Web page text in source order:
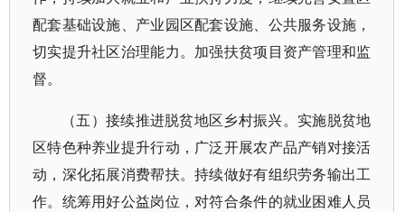
配套基础设施、产业园区配套设施、公共服务设施，
切实提升社区治理能力。加强扶贫项目资产管理和监
督。
（五）接续推进脱贫地区乡村振兴。实施脱贫地
区特色种养业提升行动，广泛开展农产品产销对接活
动，深化拓展消费帮扶。持续做好有组织劳务输出工
作。统筹用好公益岗位，对符合条件的就业困难人员